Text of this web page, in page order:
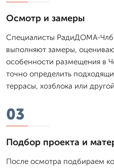
Осмотр и замеры
Специалисты РадиДОМА-Члб
выполняют замеры,
особенности размещения в
точно определить
террасы, хозблока или
03
Подбор проекта и
После осмотра подбираем